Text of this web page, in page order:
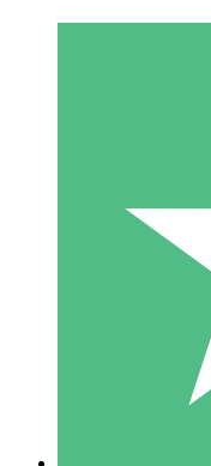
Pacotes
Pague conforme o